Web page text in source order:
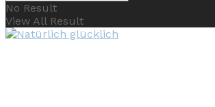
No Result
View All Result